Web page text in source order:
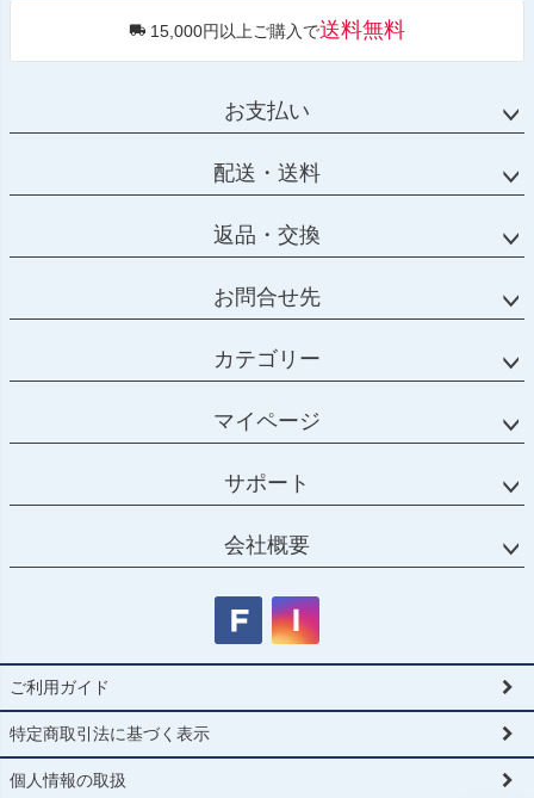
15,000円以上ご購入で送料無料
お支払い
配送・送料
返品・交換
お問合せ先
カテゴリー
マイページ
サポート
会社概要
ご利用ガイド
特定商取引法に基づく表示
個人情報の取扱